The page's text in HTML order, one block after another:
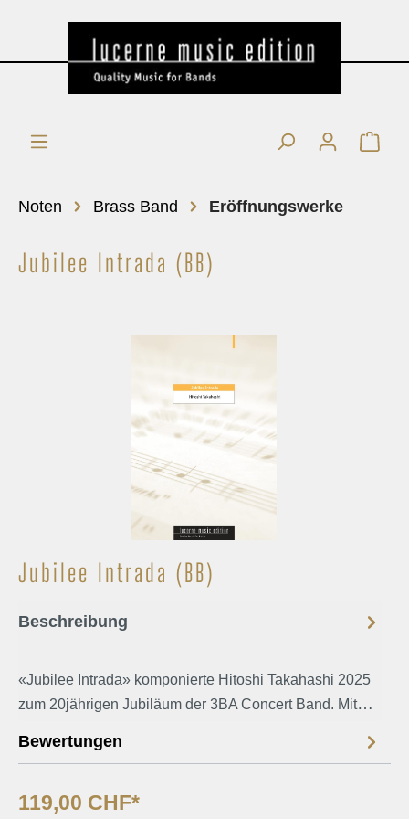
Noten Brass Band Eröffnungswerke
Jubilee Intrada (BB)
Jubilee Intrada (BB)
Beschreibung
«Jubilee Intrada» komponierte Hitoshi Takahashi 2025
zum 20jährigen Jubiläum der 3BA Concert Band. Mit
Komponist ein kraftvolles Werk geschaffen, das die
widerspiegelt. Die 3BA Concert Band konnte seit 2008
Bewertungen
119,00 CHF*